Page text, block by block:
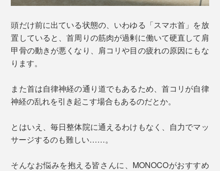
頭だけ前に出ている状態の、いわゆる「スマホ首」を放
置していると、首周りの筋肉が過剰に働いて硬直して肩
甲骨の動きが悪くなり、肩コリや目の疲れの原因にもな
ります。
また首は自律神経の通り道でもあるため、首コリが自律
神経の乱れを引き起こす場合もあるのだとか。
とはいえ、毎日整体院に通えるわけもなく、自力でマッ
サージするのも難しい……。
そんなお悩みを抱える皆さんに、MONOCOがおすすめ